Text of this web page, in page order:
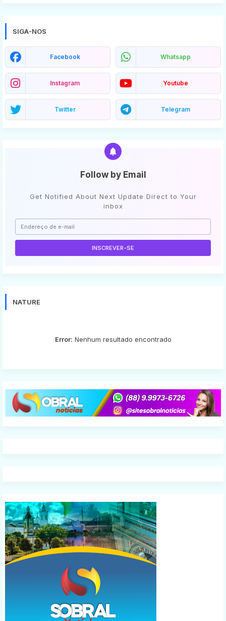
SIGA-NOS
Facebook Whatsapp
Instagram Youtube
Twitter Telegram
Follow by Email
Get Notified About Next Update Direct to Your
inbox
NATURE
Error: Nenhum resultado encontrado